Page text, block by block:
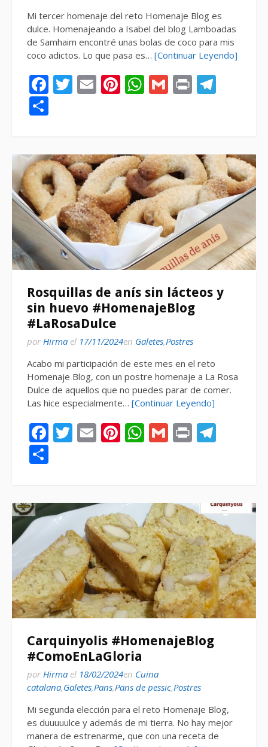
Mi tercer homenaje del reto Homenaje Blog es
dulce. Homenajeando a Isabel del blog Lamboadas
de Samhaim encontré unas bolas de coco para mis
coco adictos. Lo que pasa es… [Continuar Leyendo]
Facebook
Twitter
EmailPinterest
WhatsApp
Gmail
Print
Rosquillas de anís sin lácteos y
sin huevo #HomenajeBlog
#LaRosaDulce
por Hirma el 17/11/2024en Galetes,Postres
Acabo mi participación de este mes en el reto
Homenaje Blog, con un postre homenaje a La Rosa
Dulce de aquellos que no puedes parar de comer.
Las hice especialmente… [Continuar Leyendo]
Facebook
Twitter
EmailPinterest
WhatsApp
Gmail
Print
Carquinyolis #HomenajeBlog
#ComoEnLaGloria
por Hirma el 18/02/2024en Cuina
catalana,Galetes,Pans,Pans de pessic,Postres
Mi segunda elección para el reto Homenaje Blog,
es duuuuulce y además de mi tierra. No hay mejor
manera de estrenarme, que con una receta de